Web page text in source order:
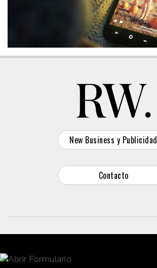
New Business y Publicidad
Contacto
© 2026 Reason Why
Dirección: